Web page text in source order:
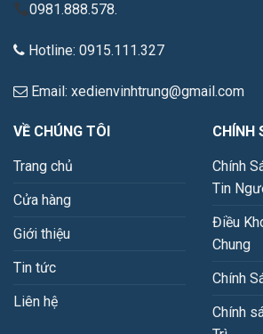
0981.888.578.
Hotline: 0915.111.327
Email: xedienvinhtrung@gmail.com
VỀ CHÚNG TÔI
Trang chủ
Cửa hàng
Giới thiệu
Tin tức
Liên hệ
CHÍNH
Chính
Tin
Điều
Chung
Chính
Chính